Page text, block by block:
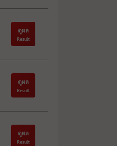
ดูผล
Result
ดูผล
Result
ดูผล
Result